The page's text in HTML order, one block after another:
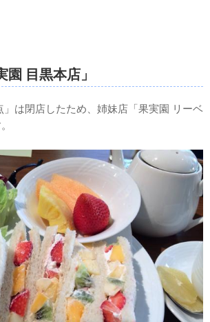
園 目黒本店」
は閉店したため、姉妹店「果実園 リーベ